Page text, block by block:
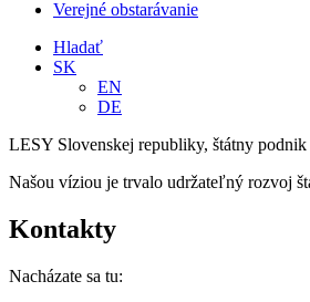
Verejné obstarávanie
Hladať
SK
EN
DE
LESY Slovenskej republiky, štátny podnik
Našou víziou je trvalo udržateľný rozvoj
Kontakty
Nacházate sa tu: